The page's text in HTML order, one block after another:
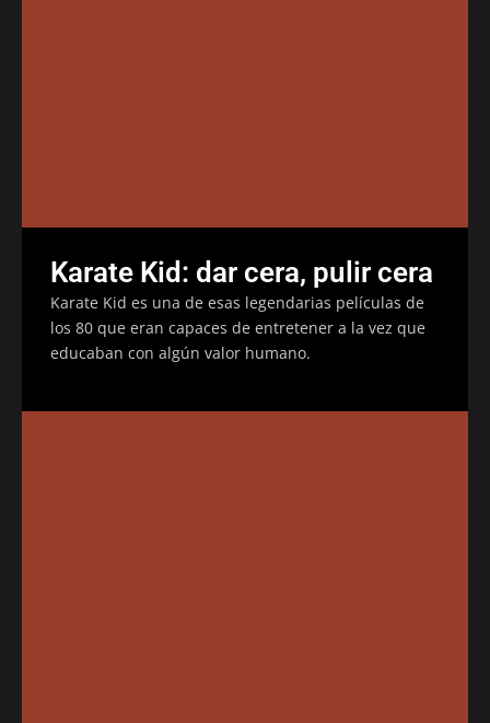
Karate Kid: dar cera, pulir cera
Karate Kid es una de esas legendarias películas de
los 80 que eran capaces de entretener a la vez que
educaban con algún valor humano.